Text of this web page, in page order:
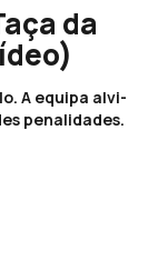
da
A equipa alvi-
penalidades.